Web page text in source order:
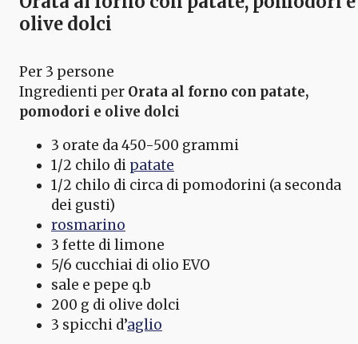
olive dolci
Per 3 persone
Ingredienti per Orata al forno con patate,
pomodori e olive dolci
3 orate da 450-500 grammi
1/2 chilo di patate
1/2 chilo di circa di pomodorini (a seconda
dei gusti)
rosmarino
3 fette di limone
5/6 cucchiai di olio EVO
sale e pepe q.b
200 g di olive dolci
3 spicchi d’aglio